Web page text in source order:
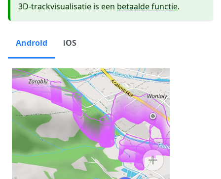
3D-trackvisualisatie is een betaalde functie.
Android iOS